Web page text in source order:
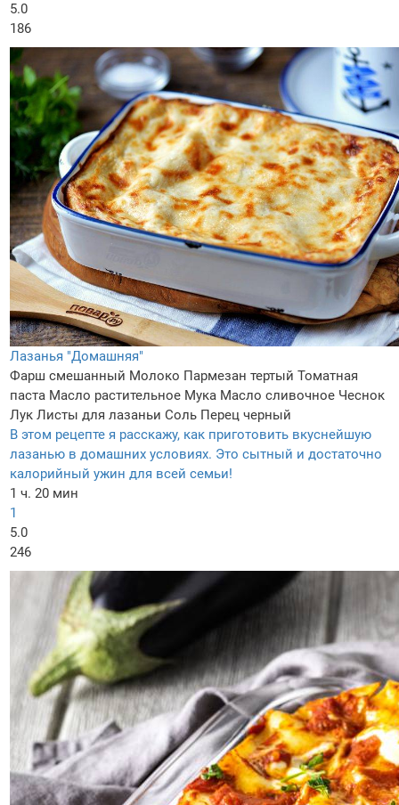
5.0
186
Лазанья "Домашняя"
Фарш смешанный Молоко Пармезан тертый Томатная
паста Масло растительное Мука Масло сливочнoe Чеснок
Лук Листы для лазаньи Соль Перец черный
В этом рецепте я расскажу, как приготовить вкуснейшую
лазанью в домашних условиях. Это сытный и достаточно
калорийный ужин для всей семьи!
1 ч. 20 мин
1
5.0
246